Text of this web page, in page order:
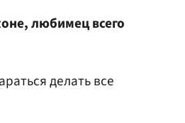
любимец всего
делать все